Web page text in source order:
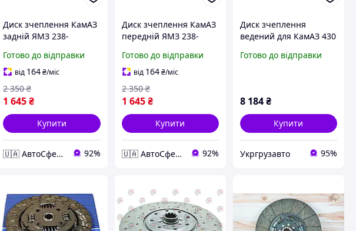
Диск зчеплення КамАЗ
задній ЯМЗ 238-
Готово до відправки
від 164₴/міс
1 645₴
2 350 ₴
Купити
🇺🇦 АвтоСфера 🇺🇦 92%
Диск зчеплення КамАЗ
передній ЯМЗ 238-
Готово до відправки
від 164 ₴/міс
1 645 ₴
2 350 ₴
Купити
🇺🇦 АвтоСфера 🇺🇦 92%
Диск зчеплення
ведений для КамАЗ 430
Готово до відправки
8 184₴
Купити
Укргрузавто 95%